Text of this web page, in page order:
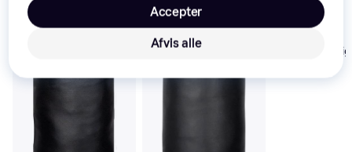
Budo-Nord
Afvis alle
Accepter